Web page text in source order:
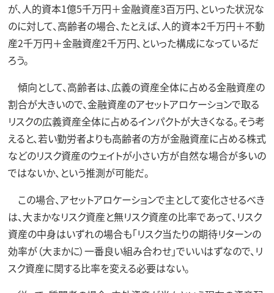
が、人的資本1億5千万円＋金融資産3百万円、といった状況な
のに対して、高齢者の場合、たとえば、人的資本2千万円＋不動
産2千万円＋金融資産2千万円、といった構成になっているだ
ろう。
傾向として、高齢者は、広義の資産全体に占める金融資産の
割合が大きいので、金融資産のアセットアロケーションで取る
リスクの広義資産全体に占めるインパクトが大きくなる。そう考
えると、若い勤労者よりも高齢者の方が金融資産に占める株式
などのリスク資産のウェイトが小さい方が自然な場合が多いの
ではないか、という推測が可能だ。
この場合、アセットアロケーションで主として変化させるべき
は、大まかなリスク資産と無リスク資産の比率であって、リスク
資産の中身はいずれの場合も「リスク当たりの期待リターンの
効率が（大まかに）一番良い組み合わせ」でいいはずなので、リ
スク資産に関する比率を変える必要はない。